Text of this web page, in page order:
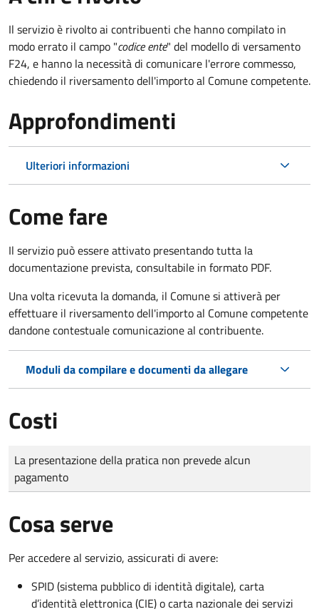
Il servizio è rivolto ai contribuenti che hanno compilato in
modo errato il campo "codice ente" del modello di versamento
F24, e hanno la necessità di comunicare l'errore commesso,
chiedendo il riversamento dell'importo al Comune competente.
Approfondimenti
Ulteriori informazioni
Come fare
Il servizio può essere attivato presentando tutta la
documentazione prevista, consultabile in formato PDF.
Una volta ricevuta la domanda, il Comune si attiverà per
effettuare il riversamento dell'importo al Comune competente
dandone contestuale comunicazione al contribuente.
Moduli da compilare e documenti da allegare
Costi
Tipo di pagamento
Importo
La presentazione della pratica non prevede alcun
pagamento
Cosa serve
Per accedere al servizio, assicurati di avere:
SPID (sistema pubblico di identità digitale), carta
d’identità elettronica (CIE) o carta nazionale dei servizi